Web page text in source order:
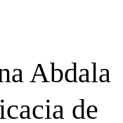
Abdala
de